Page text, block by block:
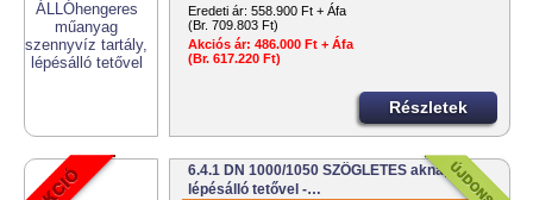
Eredeti ár: 558.900 Ft + Áfa
(Br. 709.803 Ft)
Akciós ár: 486.000 Ft + Áfa
(Br. 617.220 Ft)
Részletek
6.4.1 DN 1000/1050 SZÖGLETES akna,
lépésálló tetővel -…